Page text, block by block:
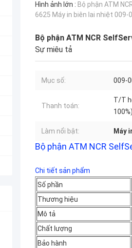
Hình ảnh lớn : Bộ phận ATM
6625 Máy in biên lai nhiệt 009-
Bộ phận ATM NCR
Sự miêu tả
Mục số: 009-
Thanh toán:
T/T
100%)
Làm nổi bật: Máy
Bộ phận ATM NCR
Chi tiết sản phẩm
Số phần
Thương hiệu
Mô tả
Chất lượng
Bảo hành